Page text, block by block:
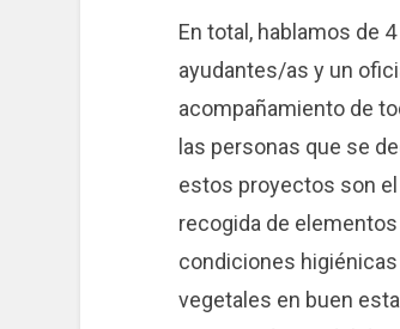
En total, hablamos de
ayudantes/as y un
acompañamiento de
las personas que se
estos proyectos son
recogida de
condiciones
vegetales en buen